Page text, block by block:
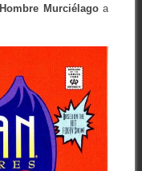
Hombre Murciélagoa